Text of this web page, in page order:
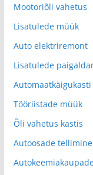
Mootoriõli vahetus
Lisatulede müük
Auto elektriremont
Lisatulede
Tööriistade müük
Õli vahetus kastis
Autoosade tellimine